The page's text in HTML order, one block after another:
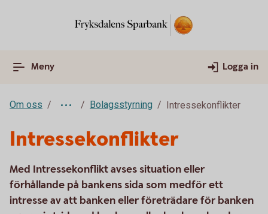
Meny Logga in
Om oss Bolagsstyrning Intressekonflikter
Intressekonflikter
Med Intressekonflikt avses situation eller
förhållande på bankens sida som medför ett
intresse av att banken eller företrädare för banken